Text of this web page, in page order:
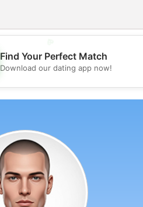
💖
Find Your Perfect Match
Download our dating app now!